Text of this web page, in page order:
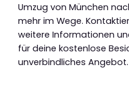
Umzug von München
mehr im Wege.
weitere Informationen
für deine kostenlose
unverbindliches Angebot.